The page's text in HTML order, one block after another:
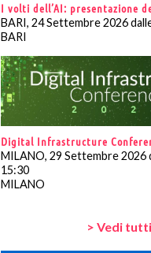
I volti dell’AI: presentazione
BARI, 24 Settembre 2026
BARI
Digital Infrastructure
MILANO, 29 Settembre 2026
15:30
MILANO
> Vedi tutti